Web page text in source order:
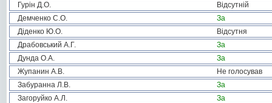
Гурін Д.О.
Відсутній
Демченко С.О.
За
Діденко Ю.О.
Відсутня
Драбовський А.Г.
За
Дунда О.А.
За
Жупанин А.В.
Не голосував
Забуранна Л.В.
За
Загоруйко А.Л.
За